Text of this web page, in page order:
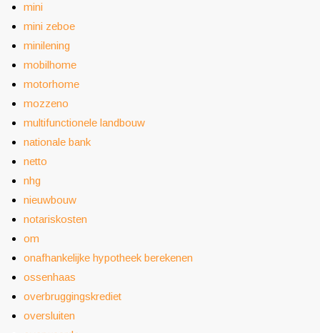
mini
mini zeboe
minilening
mobilhome
motorhome
mozzeno
multifunctionele landbouw
nationale bank
netto
nhg
nieuwbouw
notariskosten
om
onafhankelijke hypotheek berekenen
ossenhaas
overbruggingskrediet
oversluiten